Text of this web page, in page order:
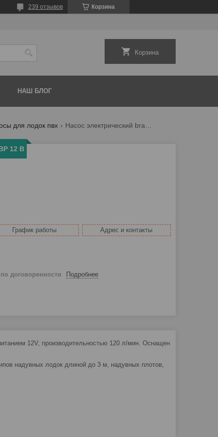
Корзина
239 отзывов
Корзина
НАШ БЛОГ
для лодок пвх Насос электрический bravo bp 12 b
12 B
График работы Адрес и контакты
по договоренности Подробнее
12V, производительностью 120 л/мин. Оснащен
надувных лодок длиной до 3 м, надувных плотов,